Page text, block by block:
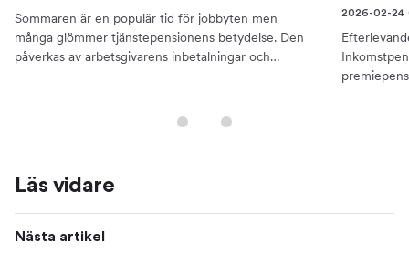
Sommaren är en populär tid för jobbyten men
många glömmer tjänstepensionens betydelse. Den
påverkas av arbetsgivarens inbetalningar och
2026-02-24
Läs vidare
Nästa artikel